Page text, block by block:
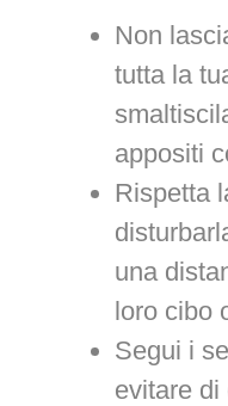
Non
tutta la
appositi
Rispetta
una
loro cibo
Segui i
evitare di